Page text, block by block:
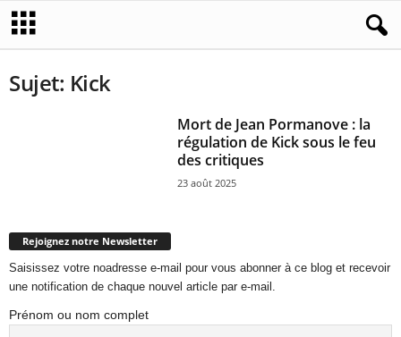
Sujet: Kick
Mort de Jean Pormanove : la
régulation de Kick sous le feu
des critiques
23 août 2025
Rejoignez notre Newsletter
Saisissez votre noadresse e-mail pour vous abonner à ce blog et recevoir
une notification de chaque nouvel article par e-mail.
Prénom ou nom complet